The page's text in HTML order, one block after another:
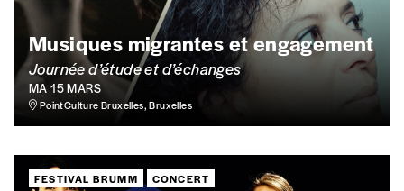
Musiques migrantes et engagement
Journée d’étude et d’échanges
MA 15 MARS
PointCulture Bruxelles, Bruxelles
FESTIVAL BRUMM
CONCERT